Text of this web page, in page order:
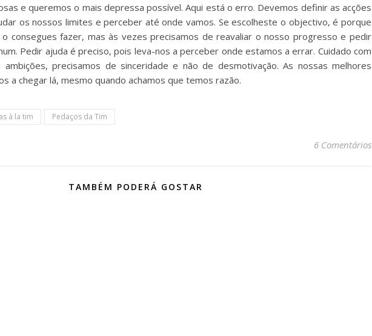
e queremos o mais depressa possível. Aqui está o erro. Devemos definir as acções
os nossos limites e perceber até onde vamos. Se escolheste o objectivo, é porque
consegues fazer, mas às vezes precisamos de reavaliar o nosso progresso e pedir
Pedir ajuda é preciso, pois leva-nos a perceber onde estamos a errar. Cuidado com
precisamos de sinceridade e não de desmotivação. As nossas melhores
a chegar lá, mesmo quando achamos que temos razão.
à la tim Pedaços da Tim
6 Comentários
TAMBÉM PODERÁ GOSTAR